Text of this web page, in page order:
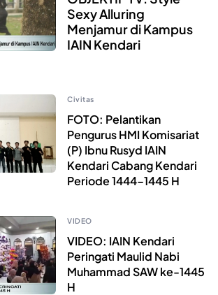
Sexy Alluring
Menjamur di Kampus
IAIN Kendari
Civitas
FOTO: Pelantikan
Pengurus HMI Komisariat
(P) Ibnu Rusyd IAIN
Kendari Cabang Kendari
Periode 1444-1445 H
VIDEO
VIDEO: IAIN Kendari
Peringati Maulid Nabi
Muhammad SAW ke-1445
H